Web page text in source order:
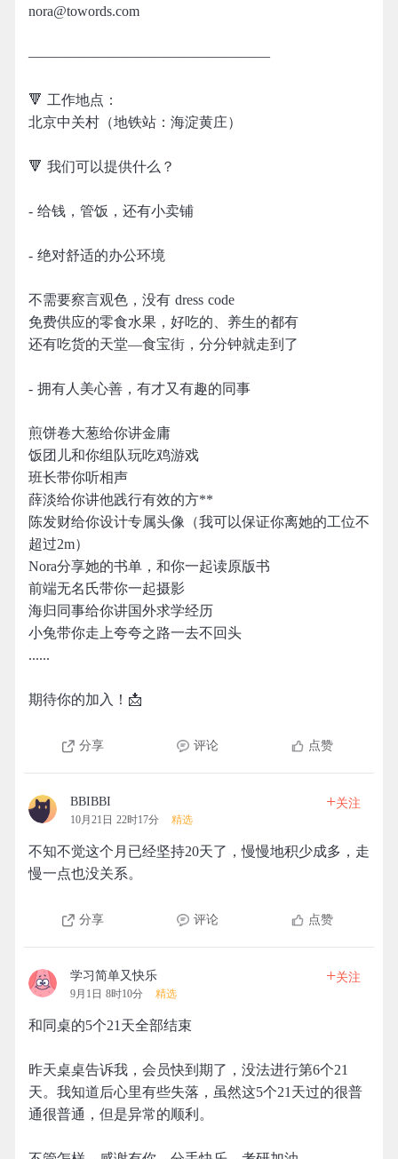
nora@towords.com
—————————————————
🔻 工作地点：
北京中关村（地铁站：海淀黄庄）
🔻 我们可以提供什么？
- 给钱，管饭，还有小卖铺
- 绝对舒适的办公环境
不需要察言观色，没有 dress code
免费供应的零食水果，好吃的、养生的都有
还有吃货的天堂—食宝街，分分钟就走到了
- 拥有人美心善，有才又有趣的同事
煎饼卷大葱给你讲金庸
饭团儿和你组队玩吃鸡游戏
班长带你听相声
薛淡给你讲他践行有效的方**
陈发财给你设计专属头像（我可以保证你离她的工位不
超过2m）
Nora分享她的书单，和你一起读原版书
前端无名氏带你一起摄影
海归同事给你讲国外求学经历
小兔带你走上夸夸之路一去不回头
......
期待你的加入！📩
分享 评论 点赞
BBIBBI
10月21日 22时17分 精选
+关注
不知不觉这个月已经坚持20天了，慢慢地积少成多，走
慢一点也没关系。
分享 评论 点赞
学习简单又快乐
9月1日 8时10分 精选
+关注
和同桌的5个21天全部结束
昨天桌桌告诉我，会员快到期了，没法进行第6个21
天。我知道后心里有些失落，虽然这5个21天过的很普
通很普通，但是异常的顺利。